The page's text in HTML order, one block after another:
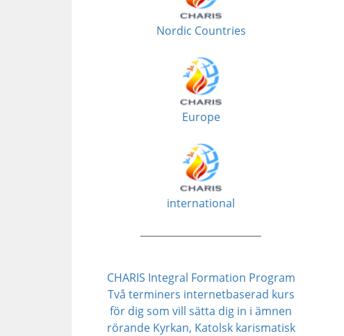
Nordic Countries
Europe
international
CHARIS Integral Formation Program
Två terminers internetbaserad kurs
för dig som vill sätta dig in i ämnen
rörande Kyrkan, Katolsk karismatisk